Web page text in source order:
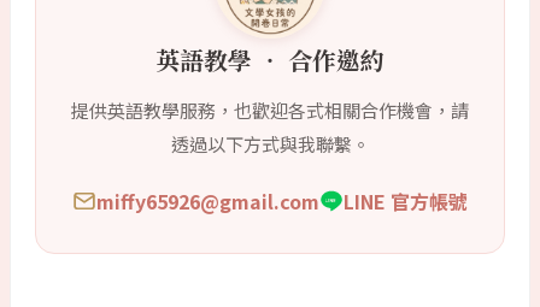
英語教學 ‧ 合作邀約
提供英語教學服務，也歡迎各式相關合作機會，請
透過以下方式與我聯繫。
miffy65926@gmail.com LINE 官方帳號